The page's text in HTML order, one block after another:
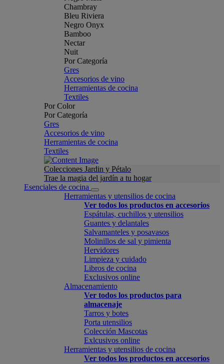
Chambray
Bleu Riviera
Negro Onyx
Bamboo
Nectar
Nuit
Por Categoría
Gres
Accesorios de vino
Herramientas de cocina
Textiles
Por Color
Por Categoría
Gres
Accesorios de vino
Herramientas de cocina
Textiles
Colecciones Jardin y Pétalo
Trae la magia del jardín a tu hogar
Esenciales de cocina
Herramientas y utensilios de cocina
Ver todos los productos en accesorios
Espátulas, cuchillos y utensilios
Guantes y delantales
Salvamanteles y posavasos
Molinillos de sal y pimienta
Hervidores
Limpieza y cuidado
Libros de cocina
Exclusivos online
Almacenamiento
Ver todos los productos para
almacenaje
Tarros y botes
Porta utensilios
Colección Mascotas
Exlcusivos online
Herramientas y utensilios de cocina
Ver todos los productos en accesorios